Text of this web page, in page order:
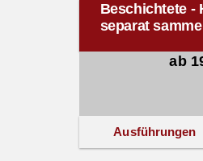
Beschichtete -
separat
ab
Ausführungen